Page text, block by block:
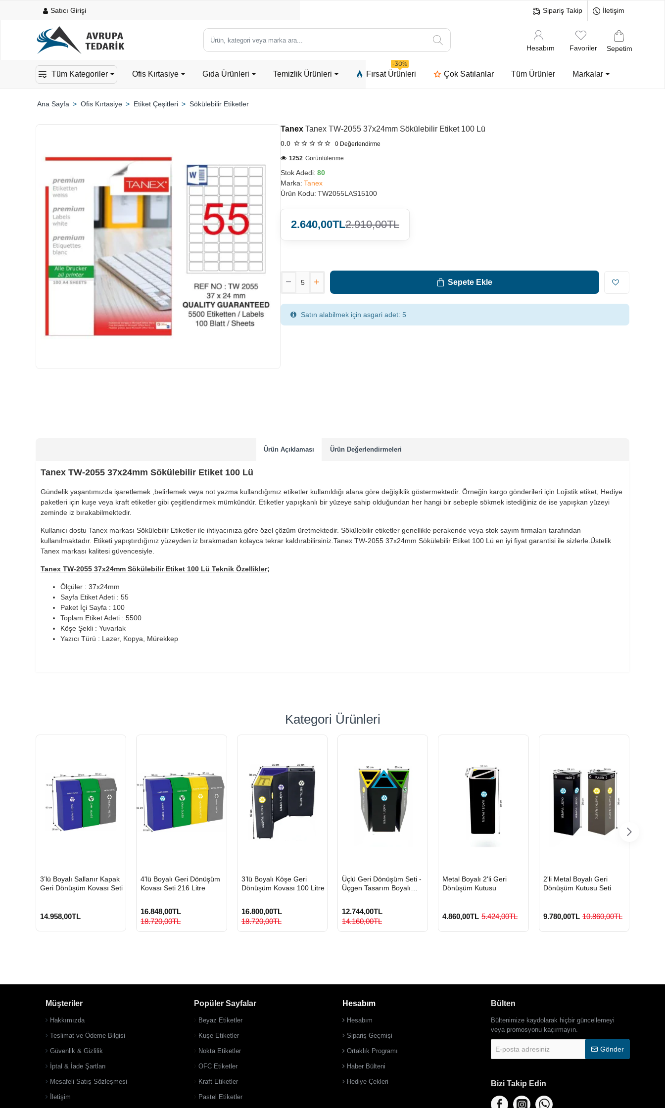
Satıcı Girişi Sipariş Takip İletişim
Ürün,
kategori
marka
Hesabım Favoriler Sepetim
Tüm Kategoriler Ofis Kırtasiye Gıda Ürünleri Temizlik Ürünleri Fırsat Ürünleri
-30%
Çok Satılanlar Tüm Ürünler Markalar
Ofis Kırtasiye Etiket Çeşitleri Sökülebilir Etiketler
900 TL Üzeri Kargo Ücretsiz
Tanex Tanex TW-2055 37x24mm Sökülebilir Etiket 100 Lü
0.0 0 Değerlendirme
Stok Adedi: 80
Marka: Tanex
Ürün Kodu: TW2055LAS15100
1252 Görüntülenme
2.640,00TL2.910,00TL
Sepete Ekle
Satın alabilmek için asgari adet: 5
Ürün Açıklaması Ürün Değerlendirmeleri
Tanex TW-2055 37x24mm Sökülebilir Etiket 100 Lü
Gündelik yaşantımızda işaretlemek ,belirlemek veya not yazma kullandığımız etiketler kullanıldığı alana göre değişiklik göstermektedir. Örneğin kargo gönderileri için Lojistik etiket, Hediye
paketleri için kuşe veya kraft etiketler gibi çeşitlendirmek mümkündür. Etiketler yapışkanlı bir yüzeye sahip olduğundan her hangi bir sebeple sökmek istediğiniz de ise yapışkan yüzeyi
zeminde iz bırakabilmektedir.
Kullanıcı dostu Tanex markası Sökülebilir Etiketler ile ihtiyacınıza göre özel çözüm üretmektedir. Sökülebilir etiketler genellikle perakende veya stok sayım firmaları tarafından
kullanılmaktadır. Etiketi yapıştırdığınız yüzeyden iz bırakmadan kolayca tekrar kaldırabilirsiniz.Tanex TW-2055 37x24mm Sökülebilir Etiket 100 Lü en iyi fiyat garantisi ile sizlerle.Üstelik
Tanex markası kalitesi güvencesiyle.
Tanex TW-2055 37x24mm Sökülebilir Etiket 100 Lü Teknik Özellikler;
Ölçüler : 37x24mm
Sayfa Etiket Adeti : 55
Paket İçi Sayfa : 100
Toplam Etiket Adeti : 5500
Köşe Şekli : Yuvarlak
Yazıcı Türü : Lazer, Kopya, Mürekkep
Kategori Ürünleri
GÖNDERİ
3’lü Boyalı Sallanır Kapak
Geri Dönüşüm Kovası Seti
14.958,00TL
GÖNDERİ
4'lü Boyalı Geri Dönüşüm
Kovası Seti 216 Litre
16.848,00TL
18.720,00TL
GÖNDERİ
3’lü Boyalı Köşe Geri
Dönüşüm Kovası 100 Litre
16.800,00TL
18.720,00TL
GÖNDERİ
Üçlü Geri Dönüşüm Seti -
Üçgen Tasarım Boyalı
12.744,00TL
14.160,00TL
GÖNDERİ
Metal Boyalı 2'li Geri
Dönüşüm Kutusu
4.860,00TL 5.424,00TL
GÖNDERİ
2'li Metal Boyalı Geri
Dönüşüm Kutusu Seti
9.780,00TL 10.860,00TL
Müşteriler
Hakkımızda
Teslimat ve Ödeme Bilgisi
Güvenlik & Gizlilik
İptal & İade Şartları
Mesafeli Satış Sözleşmesi
İletişim
Popüler Sayfalar
Beyaz Etiketler
Kuşe Etiketler
Nokta Etiketler
OFC Etiketler
Kraft Etiketler
Pastel Etiketler
Hesabım
Hesabım
Sipariş Geçmişi
Ortaklık Programı
Haber Bülteni
Hediye Çekleri
Bülten
Bültenimize kaydolarak hiçbir güncellemeyi
veya promosyonu kaçırmayın.
posta
Gönder
Bizi Takip Edin